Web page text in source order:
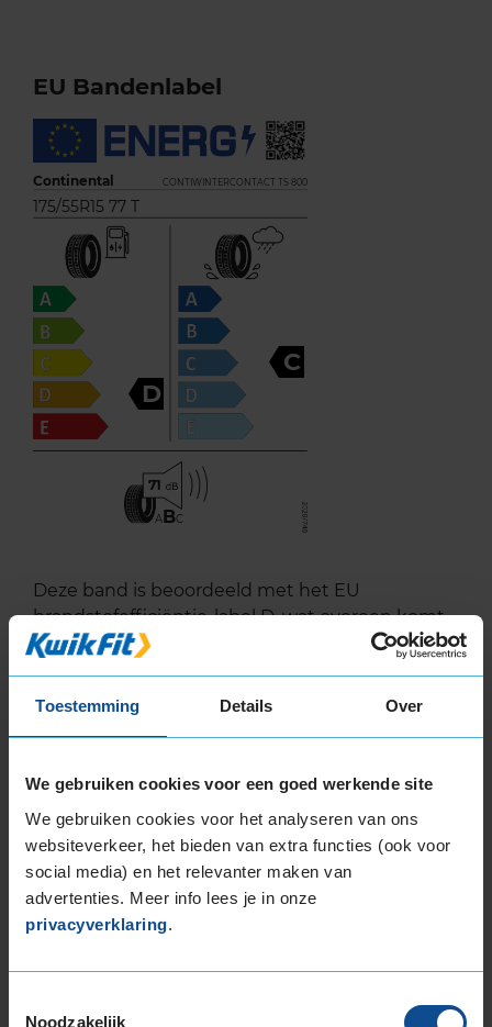
Toestemming Details Over
We gebruiken cookies voor een goed werkende site
We gebruiken cookies voor het analyseren van ons
websiteverkeer, het bieden van extra functies (ook voor
social media) en het relevanter maken van
advertenties. Meer info lees je in onze
privacyverklaring.
Noodzakelijk
EU Bandenlabel
Continental CONTIWINTERCONTACT TS 800
175/55R15 77 T
D
C
71
ABC
Deze band is beoordeeld met het EU
brandstofefficiëntie-label D, wat overeen komt
met een minder goede brandstofefficiëntie.
In de categorie grip op nat wegdek is deze band
gewaardeerd met een C-label, wat betekent dat
weersomstandigheden.
De band heeft een extern rolgeluid van 71 dB
met B-notering, wat betekent dat deze band
een normale geluidsproductie heeft.
Wil je nog meer informatie over het